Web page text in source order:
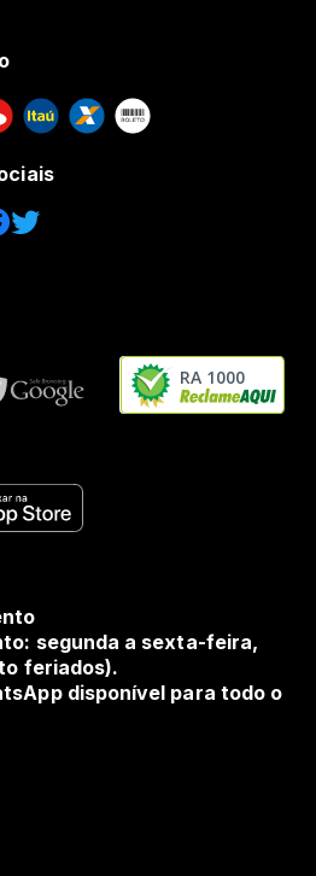
RA 1000
segunda a sexta-feira,
feriados).
disponível para todo o